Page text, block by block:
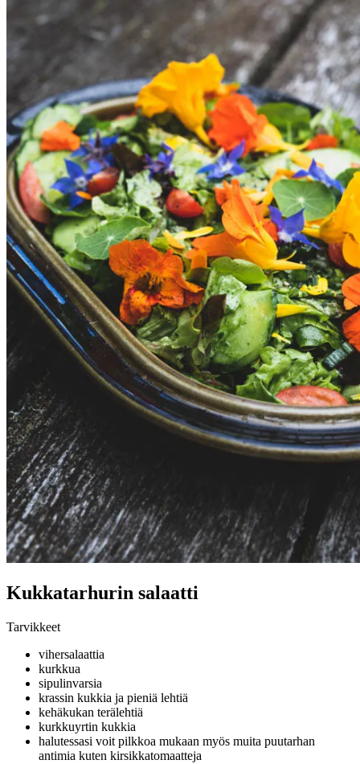
Kukkatarhurin salaatti
Tarvikkeet
vihersalaattia
kurkkua
sipulinvarsia
krassin kukkia ja pieniä lehtiä
kehäkukan terälehtiä
kurkkuyrtin kukkia
halutessasi voit pilkkoa mukaan myös muita puutarhan
antimia kuten kirsikkatomaatteja